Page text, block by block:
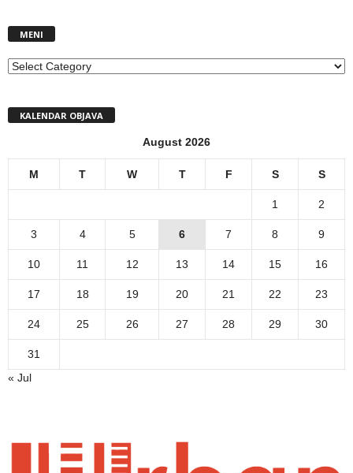
MENI
MENI
KALENDAR OBJAVA
August 2026
M T W T F S S
1 2
3 4 5 6 7 8 9
10 11 12 13 14 15 16
17 18 19 20 21 22 23
24 25 26 27 28 29 30
31
« Jul